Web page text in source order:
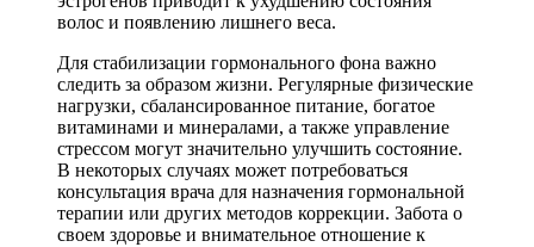
волос и появлению лишнего веса.
Для стабилизации гормонального фона важно
следить за образом жизни. Регулярные физические
нагрузки, сбалансированное питание, богатое
витаминами и минералами, а также управление
стрессом могут значительно улучшить состояние.
В некоторых случаях может потребоваться
консультация врача для назначения гормональной
терапии или других методов коррекции. Забота о
своем здоровье и внимательное отношение к